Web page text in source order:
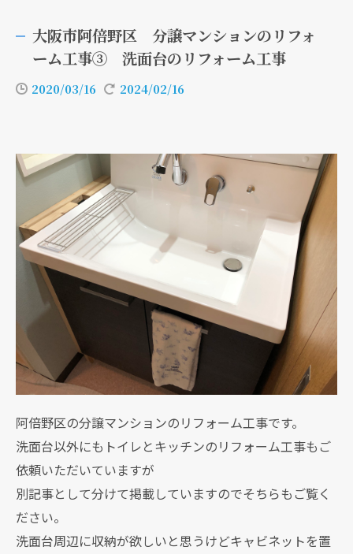
大阪市阿倍野区 分譲マンションのリフォ
ーム工事③ 洗面台のリフォーム工事
2020/03/16 2024/02/16
阿倍野区の分譲マンションのリフォーム工事です。
洗面台以外にもトイレとキッチンのリフォーム工事もご
依頼いただいていますが
別記事として分けて掲載していますのでそちらもご覧く
ださい。
洗面台周辺に収納が欲しいと思うけどキャビネットを置